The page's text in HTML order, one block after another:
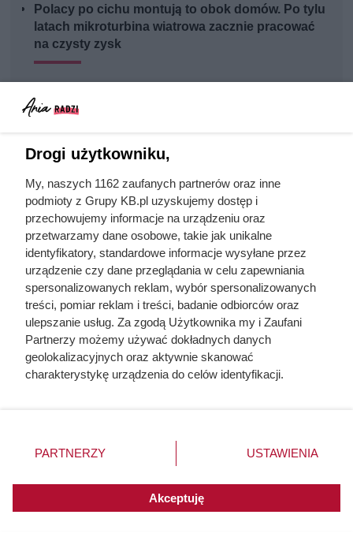
Polacy po cichu montują to obok domów. Po tylu
latach mikroturbina wiatrowa zacznie pracować
na czysty zysk
tym domu pogorszył on parametry pracy pompy
najwięcej ciepła, a Polacy rzadko
go kupują. Prawdziwy król
kaloryczności
Drogi użytkowniku,
My, naszych 1162 zaufanych partnerów oraz inne
podmioty z Grupy KB.pl uzyskujemy dostęp i
przechowujemy informacje na urządzeniu oraz
przetwarzamy dane osobowe, takie jak unikalne
identyfikatory, standardowe informacje wysyłane przez
urządzenie czy dane przeglądania w celu zapewniania
spersonalizowanych reklam, wybór spersonalizowanych
treści, pomiar reklam i treści, badanie odbiorców oraz
ulepszanie usług. Za zgodą Użytkownika my i Zaufani
Partnerzy możemy używać dokładnych danych
geolokalizacyjnych oraz aktywnie skanować
charakterystykę urządzenia do celów identyfikacji.
zmienić/wycofać klikając przycisk ustawień prywatności
znajdujący się w lewym dolnym rogu strony. Niektóre
użytkownika, ale masz prawo sprzeciwić się takiemu
przetwarzaniu. Preferencje będą miały zastosowania do
PARTNERZY USTAWIENIA
Akceptuję